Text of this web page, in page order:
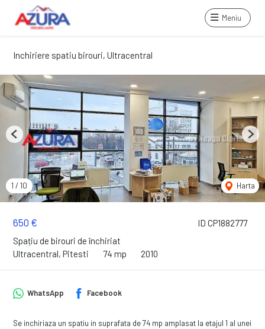
Meniu
Inchiriere spatiu birouri, Ultracentral
ID CP1882777
650 €
Spațiu de birouri de închiriat
Ultracentral, Pitesti
74 mp 2010
1 / 10 Harta
Previous Next
WhatsApp Facebook
Se inchiriaza un spatiu in suprafata de 74 mp amplasat la etajul 1 al unei